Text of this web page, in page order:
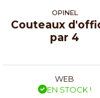
OPINEL
Couteaux
par 4
WEB
EN STOCK !